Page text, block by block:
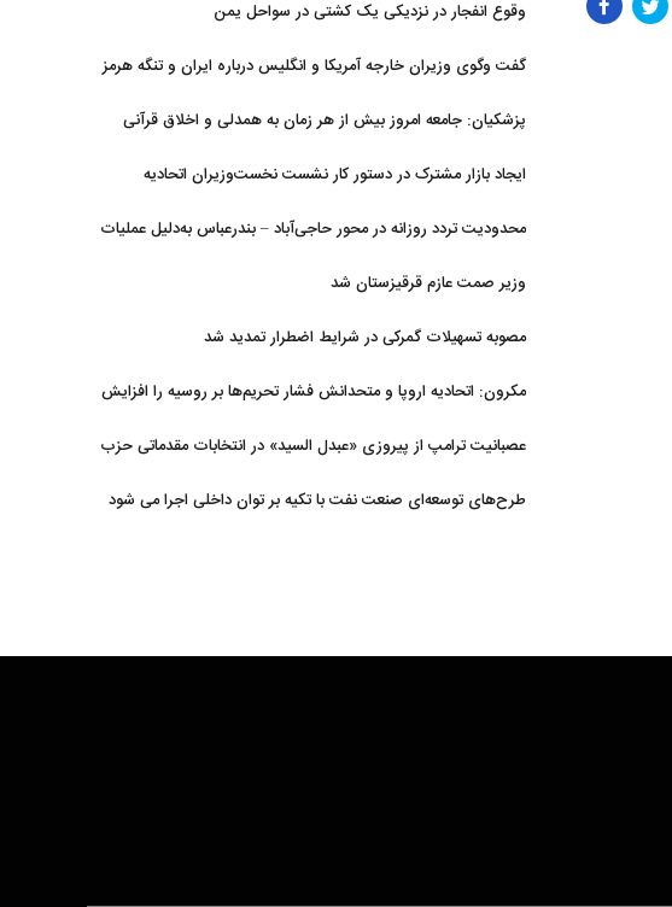
وقوع انفجار در نزدیکی یک کشتی در سواحل یمن
گفت وگوی وزیران خارجه آمریکا و انگلیس درباره ایران و تنگه هرمز
پزشکیان: جامعه امروز بیش از هر زمان به همدلی و اخلاق قرآنی
ایجاد بازار مشترک در دستور کار نشست نخست‌وزیران اتحادیه
محدودیت تردد روزانه در محور حاجی‌آباد – بندرعباس به‌دلیل عملیات
وزیر صمت عازم قرقیزستان شد
مصوبه تسهیلات گمرکی در شرایط اضطرار تمدید شد
مکرون: اتحادیه اروپا و متحدانش فشار تحریم‌ها بر روسیه را افزایش
عصبانیت ترامپ از پیروزی «عبدل السید» در انتخابات مقدماتی حزب
طرح‌های توسعه‌ای صنعت نفت با تکیه بر توان داخلی اجرا می شود